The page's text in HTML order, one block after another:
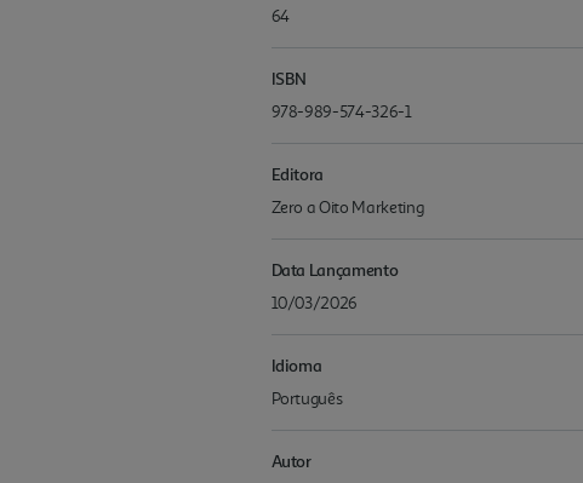
64
ISBN
978-989-574-326-1
Editora
Zero a Oito Marketing
Data Lançamento
10/03/2026
Idioma
Português
Autor